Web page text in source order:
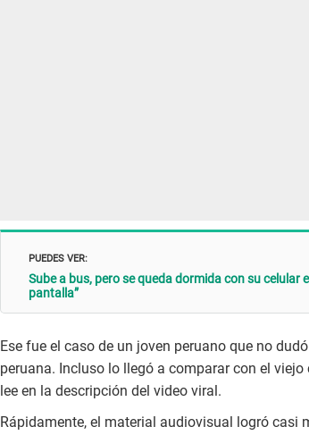
PUEDES VER:
Sube a bus, pero se queda dormida con su celular
pantalla”
Ese fue el caso de un joven peruano que no
peruana. Incluso lo llegó a comparar con el viejo
lee en la descripción del video viral.
Rápidamente, el material audiovisual logró casi